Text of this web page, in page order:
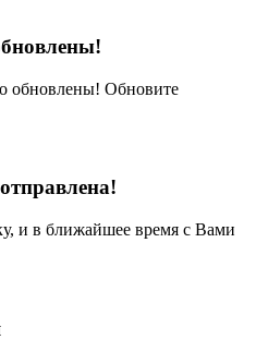
обновлены! Обновите
и в ближайшее время с Вами